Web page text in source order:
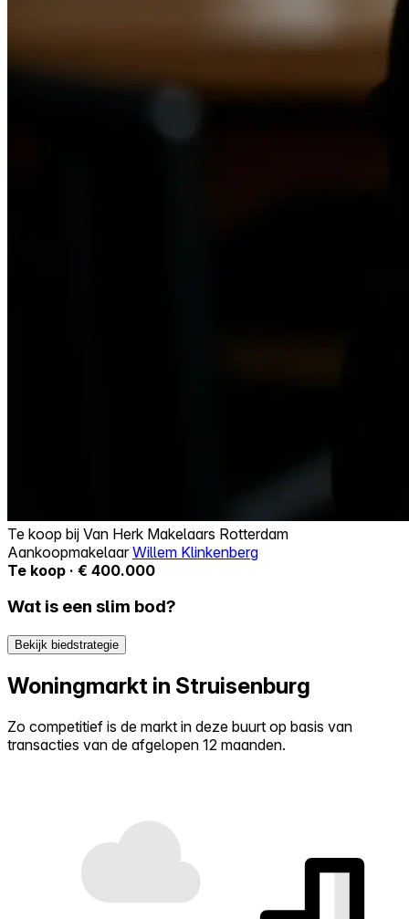
Te koop bij Van Herk Makelaars Rotterdam
AankoopmakelaarWillem Klinkenberg
Te koop · € 400.000
Wat is een slim bod?
Bekijk biedstrategie
Woningmarkt in Struisenburg
Zo competitief is de markt in deze buurt op basis van
transacties van de afgelopen 12 maanden.